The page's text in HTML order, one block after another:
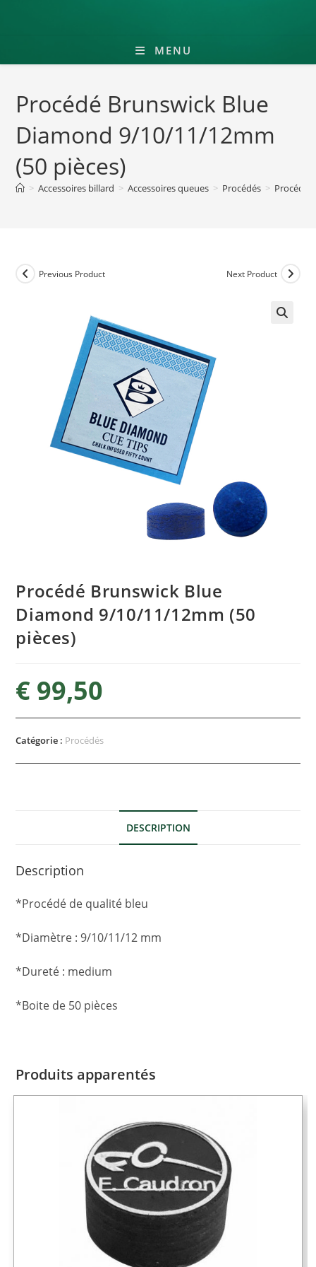
MENU
Procédé Brunswick Blue
Diamond 9/10/11/12mm
(50 pièces)
> Accessoires billard > Accessoires queues > Procédés > Procédé
Previous Product Next Product
Procédé Brunswick Blue
Diamond 9/10/11/12mm (50
pièces)
€ 99,50
Catégorie : Procédés
DESCRIPTION
Description
*Procédé de qualité bleu
*Diamètre : 9/10/11/12 mm
*Dureté : medium
*Boite de 50 pièces
Produits apparentés